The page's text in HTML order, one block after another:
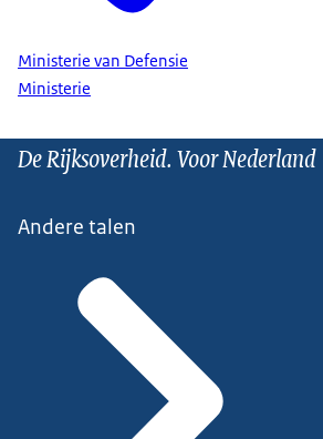
Ministerie van Defensie
Ministerie
De Rijksoverheid. Voor Nederland
Andere talen